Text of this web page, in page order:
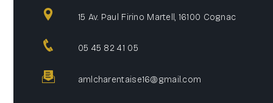
15 Av. Paul Firino Martell, 16100 Cognac
05 45 82 41 05
amlcharentaise16@gmail.com